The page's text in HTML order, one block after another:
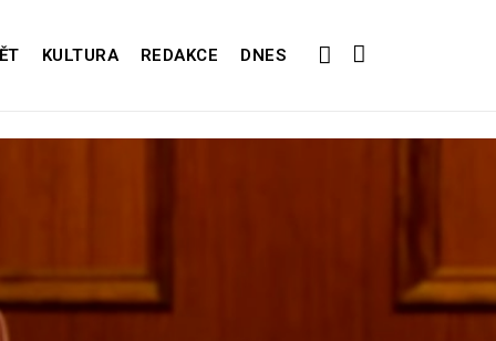
KULTURA REDAKCE DNES